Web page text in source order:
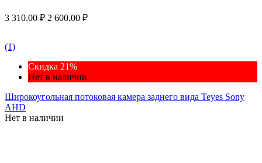
3 310.00 ₽ 2 600.00 ₽
(1)
Скидка 21%
Нет в наличии
Широкоугольная потоковая камера заднего вида Teyes Sony
AHD
Нет в наличии